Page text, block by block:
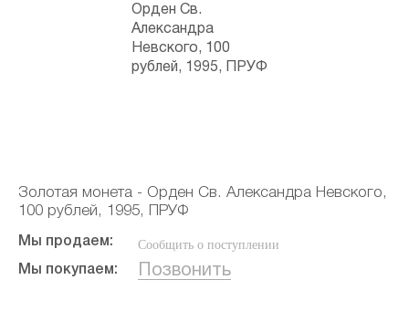
Золотая монета - Орден Св. Александра Невского,
100 рублей, 1995, ПРУФ
Мы продаем: Сообщить о поступлении
Мы покупаем: Позвонить